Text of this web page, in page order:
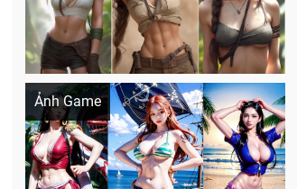
Ảnh Game
Khi AI Cosplay gái đẹp One Piece